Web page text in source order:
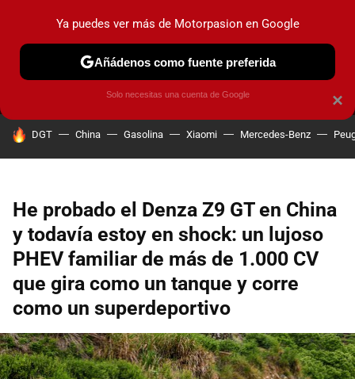
MENÚ NUEVO
COCHES ELÉCTRICOS OBSERVATORIO
HOY SE HABLA DE
DGT China Gasolina Xiaomi Mercedes-Benz
He probado el Denza Z9 GT en China
y todavía estoy en shock: un lujoso
PHEV familiar de más de 1.000 CV
que gira como un tanque y corre
como un superdeportivo
×
Ya puedes ver más de Motorpasion en Google
Añádenos como fuente preferida
Solo necesitas una cuenta de Google